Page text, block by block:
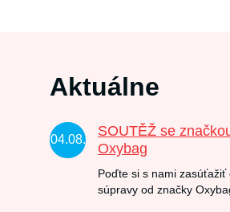
Aktuálne
04.08.
SOUTĚŽ se
Oxybag
Poďte si s nami zasúťažiť
súpravy od značky